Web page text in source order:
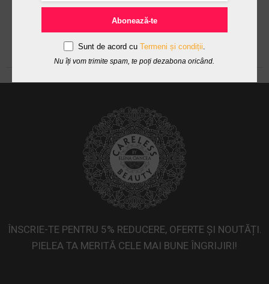
ÎNSCRIE-TE PENTRU 5% REDUCERE, OFERTE ȘI NOUTĂȚI.
PIELEA TA MERITĂ CELE MAI BUNE ÎNGRIJIRI!
Abonează-te
Sunt de acord cu Termeni și condiții.
Nu îți vom trimite spam, te poți dezabona oricând.